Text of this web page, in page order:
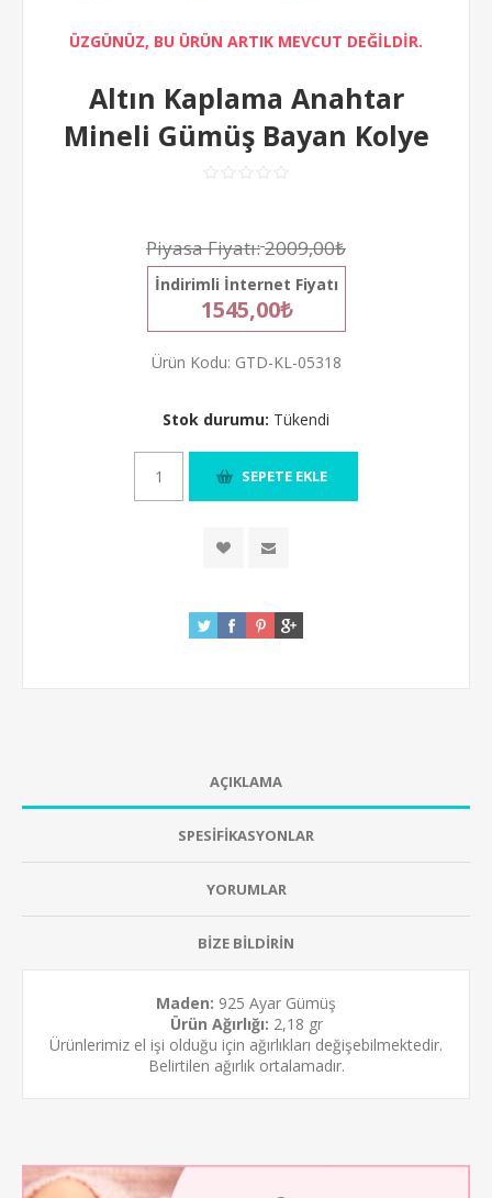
ÜZGÜNÜZ, BU ÜRÜN ARTIK MEVCUT DEĞİLDİR.
Altın Kaplama Anahtar
Mineli Gümüş Bayan Kolye
Piyasa Fiyatı:2009,00₺
İndirimli İnternet Fiyatı
1545,00₺
Ürün Kodu: GTD-KL-05318
Stok durumu: Tükendi
AÇIKLAMA
SPESİFİKASYONLAR
YORUMLAR
BİZE BİLDİRİN
Maden: 925 Ayar Gümüş
Ürün Ağırlığı: 2,18 gr
Ürünlerimiz el işi olduğu için ağırlıkları değişebilmektedir.
Belirtilen ağırlık ortalamadır.